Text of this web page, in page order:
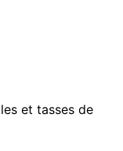
et tasses de